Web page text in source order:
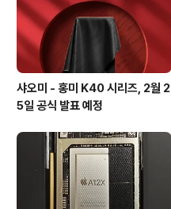
샤오미 - 홍미 K40 시리즈, 2월 2
5일 공식 발표 예정